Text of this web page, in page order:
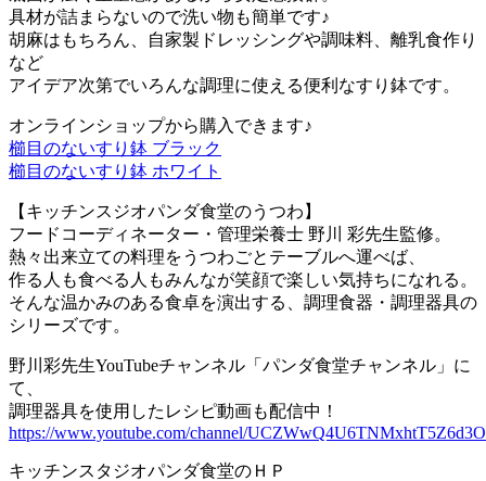
具材が詰まらないので洗い物も簡単です♪
胡麻はもちろん、自家製ドレッシングや調味料、離乳食作り
など
アイデア次第でいろんな調理に使える便利なすり鉢です。
オンラインショップから購入できます♪
櫛目のないすり鉢 ブラック
櫛目のないすり鉢 ホワイト
【キッチンスジオパンダ食堂のうつわ】
フードコーディネーター・管理栄養士 野川 彩先生監修。
熱々出来立ての料理をうつわごとテーブルへ運べば、
作る人も食べる人もみんなが笑顔で楽しい気持ちになれる。
そんな温かみのある食卓を演出する、調理食器・調理器具の
シリーズです。
野川彩先生YouTubeチャンネル「パンダ食堂チャンネル」に
て、
調理器具を使用したレシピ動画も配信中！
https://www.youtube.com/channel/
キッチンスタジオパンダ食堂のＨＰ